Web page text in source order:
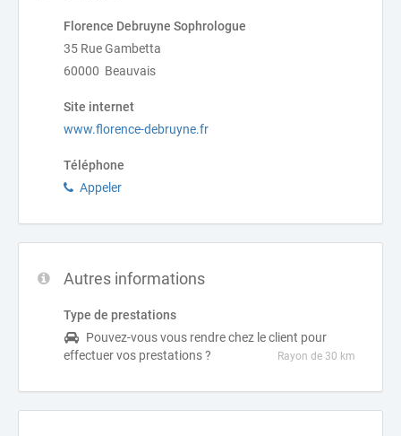
Florence Debruyne Sophrologue
35 Rue Gambetta
60000 Beauvais
Site internet
www.florence-debruyne.fr
Téléphone
Appeler
Autres informations
Type de prestations
Pouvez-vous vous rendre chez le client pour
effectuer vos prestations ?
Rayon de 30 km